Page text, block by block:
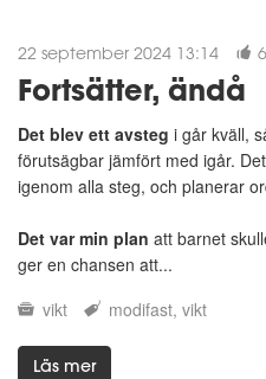
22 september 2024 13:14 6
Fortsätter, ändå
Det blev ett avsteg i går kväll,
förutsägbar jämfört med igår.
igenom alla steg, och planerar
Det var min plan att barnet
ger en chansen att...
vikt
modifast vikt
Läs mer